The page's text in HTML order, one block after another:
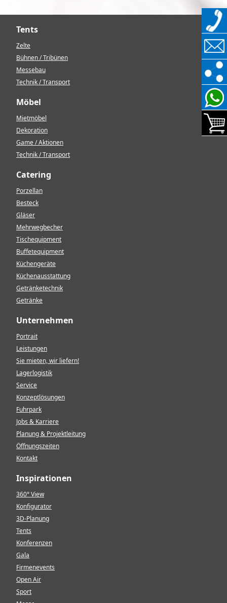
Tents
Zelte
Bühnen / Tribünen
Messebau
Technik / Transport
Möbel
Mietmöbel
Dekoration
Game / Aktionen
Technik / Transport
Catering
Porzellan
Besteck
Gläser
Mehrwegbecher
Tischequipment
Buffetequipment
Küchengeräte
Küchenausstattung
Getränketechnik
Getränke
Unternehmen
Portrait
Leistungen
Sie mieten, wir liefern!
Lagerlogistik
Service
Konzeptlösungen
Fuhrpark
Jobs & Karriere
Planung & Projektleitung
Öffnungszeiten
Kontakt
Inspirationen
360° View
Konfigurator
3D-Planung
Tents
Konferenzen
Gala
Firmenevents
Open Air
Sport